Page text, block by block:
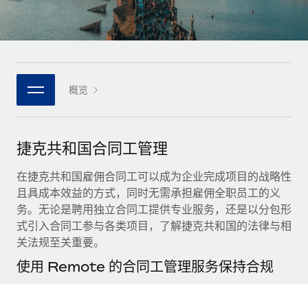
团队的内置核心人力资源功能
连接 新的
使用我们的 MCP 将任何人工智能工具与 Remote 平台相连
服务
咨询专家
获得全球人力资源与合规方面的专家帮助
背景调查
简化候选人筛选流程
面向大型企业的全球化人力资源服务
与我们携手合作
战略技术合作伙伴
成为合作伙伴
与我们共探合作机遇
Remote Build 即将推出
集成与人工智能自动化咨询
案例研究
人力资源术语表
核对表和模板
职位描述库
网络研讨会
新闻室
薪金与人才洞察
洞察中心
获得支持
查看全部资源
Italiano
日本語
한국어
中文（简体）
概览
捷克共和国合同工管理
在捷克共和国雇佣合同工可以成为企业完成项目的战略性
且具成本效益的方式，同时无需承担雇佣全职员工的义
务。无论是聘用独立合同工提供专业服务，还是以分包形
式引入合同工参与各类项目，了解捷克共和国的法律与相
关法规至关重要。
使用 Remote 的合同工管理服务保持合规